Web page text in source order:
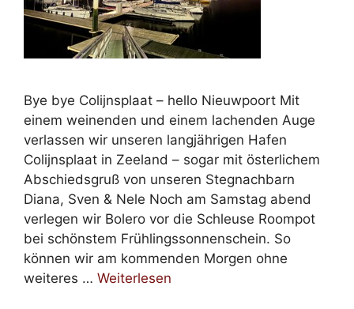
Bye bye Colijnsplaat – hello Nieuwpoort Mit
einem weinenden und einem lachenden Auge
verlassen wir unseren langjährigen Hafen
Colijnsplaat in Zeeland – sogar mit österlichem
Abschiedsgruß von unseren Stegnachbarn
Diana, Sven & Nele Noch am Samstag abend
verlegen wir Bolero vor die Schleuse Roompot
bei schönstem Frühlingssonnenschein. So
können wir am kommenden Morgen ohne
weiteres … Weiterlesen